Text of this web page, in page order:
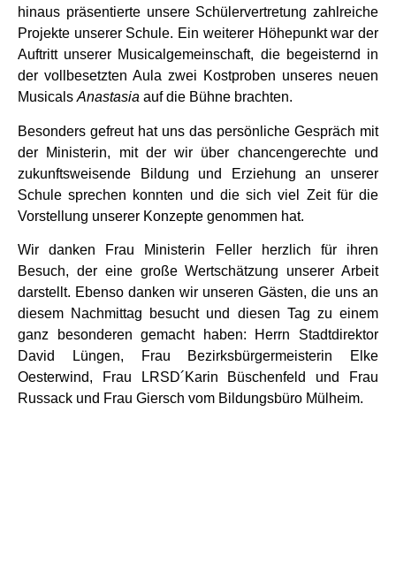
hinaus präsentierte unsere Schülervertretung zahlreiche
Projekte unserer Schule. Ein weiterer Höhepunkt war der
Auftritt unserer Musicalgemeinschaft, die begeisternd in
der vollbesetzten Aula zwei Kostproben unseres neuen
Musicals Anastasia auf die Bühne brachten.
Besonders gefreut hat uns das persönliche Gespräch mit
der Ministerin, mit der wir über chancengerechte und
zukunftsweisende Bildung und Erziehung an unserer
Schule sprechen konnten und die sich viel Zeit für die
Vorstellung unserer Konzepte genommen hat.
Wir danken Frau Ministerin Feller herzlich für ihren
Besuch, der eine große Wertschätzung unserer Arbeit
darstellt. Ebenso danken wir unseren Gästen, die uns an
diesem Nachmittag besucht und diesen Tag zu einem
ganz besonderen gemacht haben: Herrn Stadtdirektor
David Lüngen, Frau Bezirksbürgermeisterin Elke
Oesterwind, Frau LRSD´Karin Büschenfeld und Frau
Russack und Frau Giersch vom Bildungsbüro Mülheim.